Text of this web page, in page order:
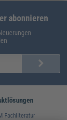
abonnieren
Fachliteratur